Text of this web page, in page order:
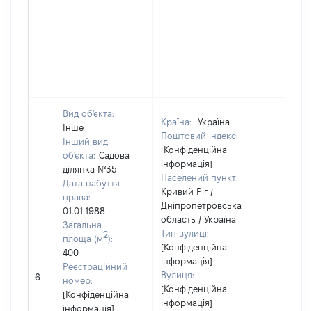
6
Вид об'єкта:
Інше
Інший вид
об'єкта: Садова
ділянка №35
Дата набуття
права:
01.01.1988
Загальна
площа (м2):
400
Реєстраційний
номер:
[Конфіденційна
інформація]
Країна:
Україна
Поштовий індекс:
[Конфіденційна
інформація]
Населений пункт:
Кривий Ріг /
Дніпропетровська
область / Україна
Тип вулиці:
[Конфіденційна
інформація]
Вулиця:
[Конфіденційна
інформація]